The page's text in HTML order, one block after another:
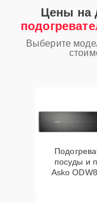
Цены на
Выберите
посуды и
Asko